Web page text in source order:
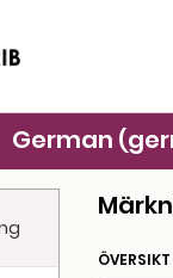
German
ÖVERSIKT